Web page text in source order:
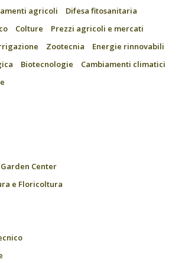
agricoli
Difesa fitosanitaria
Colture
Prezzi agricoli e mercati
Zootecnia
Energie rinnovabili
Biotecnologie
Cambiamenti climatici
Center
e Floricoltura